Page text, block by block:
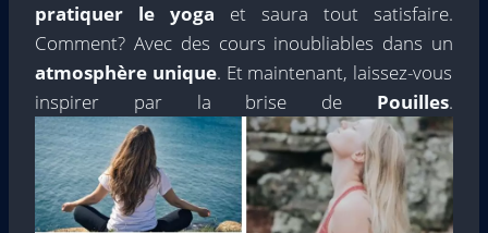
pratiquer le yoga et saura tout satisfaire.
Comment? Avec des cours inoubliables dans un
atmosphère unique. Et maintenant, laissez-vous
inspirer par la brise de Pouilles.